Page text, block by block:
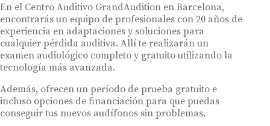
En el Centro Auditivo GrandAudition en Barcelona,
encontrarás un equipo de profesionales con 20 años de
experiencia en adaptaciones y soluciones para
cualquier pérdida auditiva. Allí te realizarán un
examen audiológico completo y gratuito utilizando la
tecnología más avanzada.
Además, ofrecen un período de prueba gratuito e
incluso opciones de financiación para que puedas
conseguir tus nuevos audífonos sin problemas.